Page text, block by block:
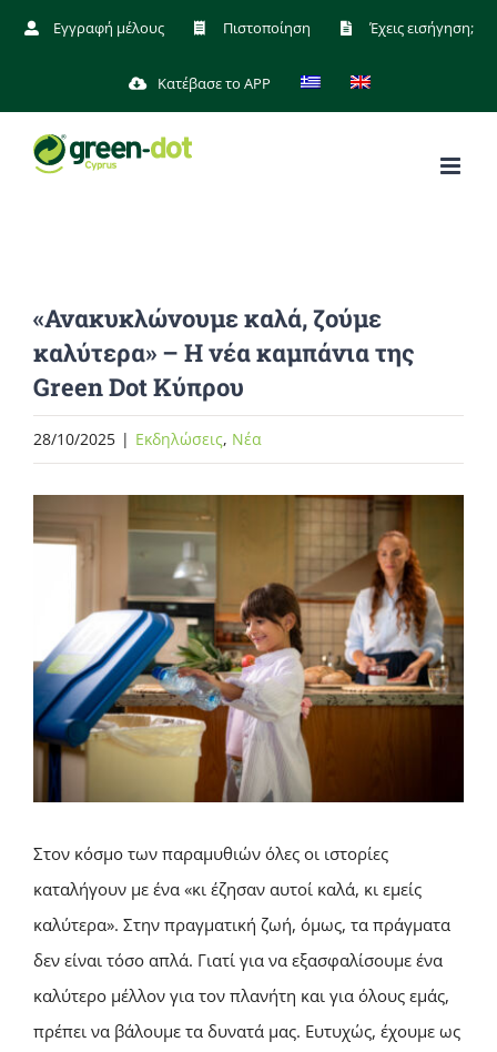
ΜετάβασηΕγγραφή μέλους Πιστοποίηση Έχεις εισήγηση;
Κατέβασε το APP
«Ανακυκλώνουμε καλά, ζούμε
καλύτερα» – Η νέα καμπάνια της
Green Dot Κύπρου
28/10/2025 | Eκδηλώσεις, Νέα
Στον κόσμο των παραμυθιών όλες οι ιστορίες
καταλήγουν με ένα «κι έζησαν αυτοί καλά, κι εμείς
καλύτερα». Στην πραγματική ζωή, όμως, τα πράγματα
δεν είναι τόσο απλά. Γιατί για να εξασφαλίσουμε ένα
καλύτερο μέλλον για τον πλανήτη και για όλους εμάς,
πρέπει να βάλουμε τα δυνατά μας. Ευτυχώς, έχουμε ως